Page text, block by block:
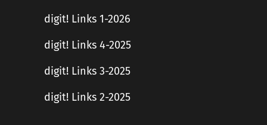
digit! Links 1-2026
digit! Links 4-2025
digit! Links 3-2025
digit! Links 2-2025